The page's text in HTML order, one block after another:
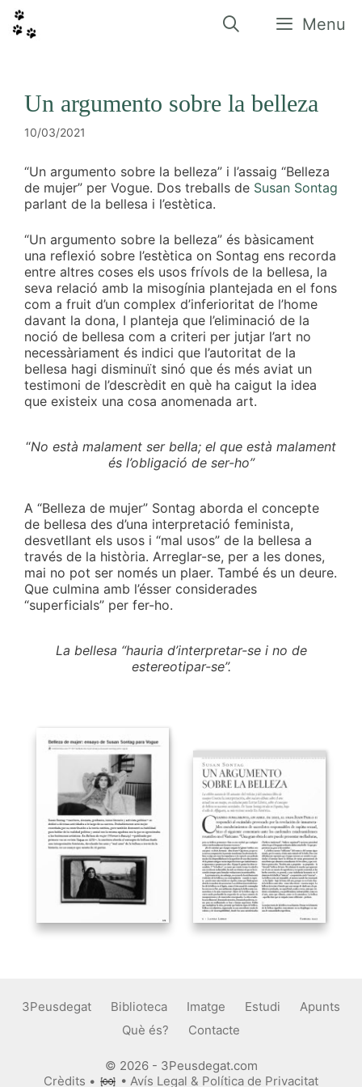
contingut
Menu
Un argumento sobre la belleza
10/03/2021
“Un argumento sobre la belleza” i l’assaig “Belleza
de mujer” per Vogue. Dos treballs de Susan Sontag
parlant de la bellesa i l’estètica.
“Un argumento sobre la belleza” és bàsicament
una reflexió sobre l’estètica on Sontag ens recorda
entre altres coses els usos frívols de la bellesa, la
seva relació amb la misogínia plantejada en el fons
com a fruit d’un complex d’inferioritat de l’home
davant la dona, I planteja que l’eliminació de la
noció de bellesa com a criteri per jutjar l’art no
necessàriament és indici que l’autoritat de la
bellesa hagi disminuït sinó que és més aviat un
testimoni de l’descrèdit en què ha caigut la idea
que existeix una cosa anomenada art.
“No està malament ser bella; el que està malament
és l’obligació de ser-ho”
A “Belleza de mujer” Sontag aborda el concepte
de bellesa des d’una interpretació feminista,
desvetllant els usos i “mal usos” de la bellesa a
través de la història. Arreglar-se, per a les dones,
mai no pot ser només un plaer. També és un deure.
Que culmina amb l’ésser considerades
“superficials” per fer-ho.
La bellesa “hauria d’interpretar-se i no de
estereotipar-se”.
3Peusdegat Biblioteca Imatge Estudi
Apunts
Què és?
Contacte
© 2026 - 3Peusdegat.com
Crèdits • • Avís Legal & Política de Privacitat